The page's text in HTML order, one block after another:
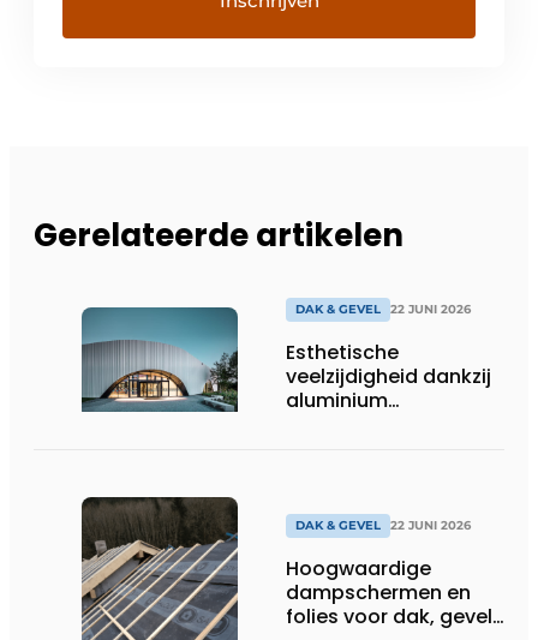
Gerelateerde artikelen
DAK & GEVEL 22 JUNI 2026
Esthetische
veelzijdigheid dankzij
aluminium
DAK & GEVEL 22 JUNI 2026
Hoogwaardige
dampschermen en
folies voor dak, gevel